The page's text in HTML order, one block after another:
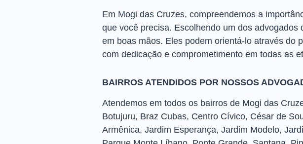
Em Mogi das Cruzes, compreendemos a
que você precisa. Escolhendo um dos
em boas mãos. Eles podem orientá-lo através do
com dedicação e comprometimento em todas as
BAIRROS ATENDIDOS POR NOSSOS
Atendemos em todos os bairros de Mogi das
Botujuru, Braz Cubas, Centro Cívico, César de
Armênica, Jardim Esperança, Jardim Modelo,